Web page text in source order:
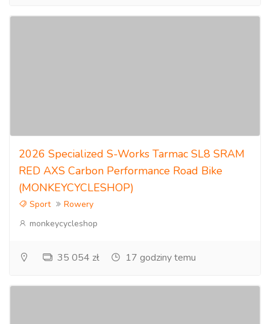
2026 Specialized S-Works Tarmac SL8 SRAM
RED AXS Carbon Performance Road Bike
(MONKEYCYCLESHOP)
Sport
Rowery
monkeycycleshop
35 054 zł 17 godziny temu